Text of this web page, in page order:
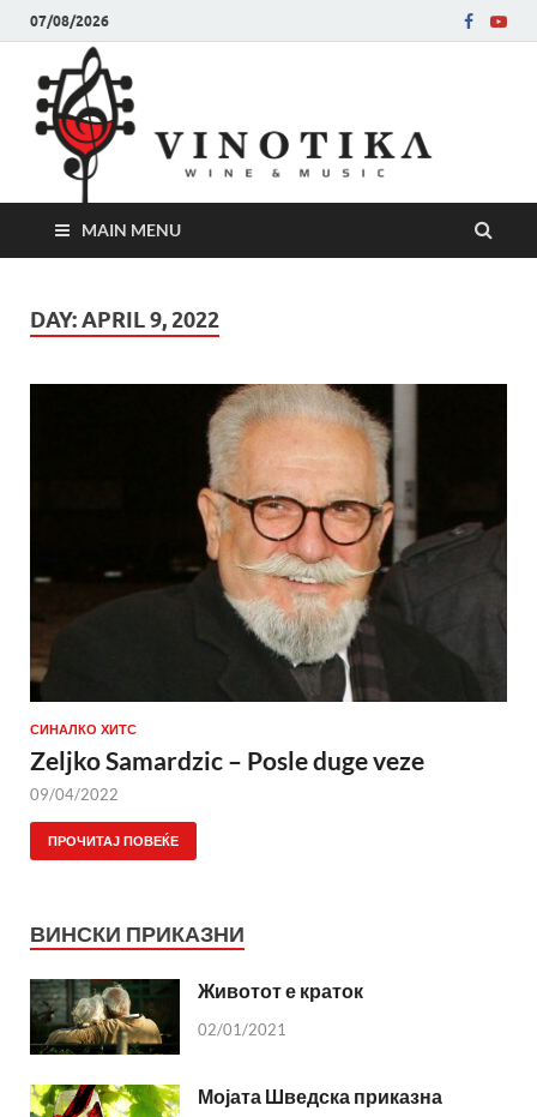
07/08/2026
MAIN MENU
DAY:APRIL 9, 2022
СИНАЛКО ХИТС
Zeljko Samardzic – Posle duge veze
09/04/2022
ПРОЧИТАЈ ПОВЕЌЕ
ВИНСКИ ПРИКАЗНИ
Животот е краток
02/01/2021
Мојата Шведска приказна